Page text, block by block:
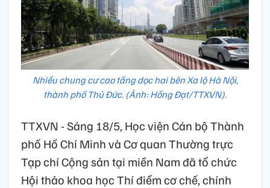
Nhiều chung cư cao tầng dọc hai bên Xa lộ Hà Nội,
thành phố Thủ Đức. (Ảnh: Hồng Đạt/TTXVN).
TTXVN - Sáng 18/5, Học viện Cán bộ Thành
phố Hồ Chí Minh và Cơ quan Thường trực
Tạp chí Cộng sản tại miền Nam đã tổ chức
Hội thảo khoa học Thí điểm cơ chế, chính